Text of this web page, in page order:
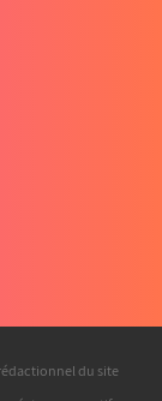
du site